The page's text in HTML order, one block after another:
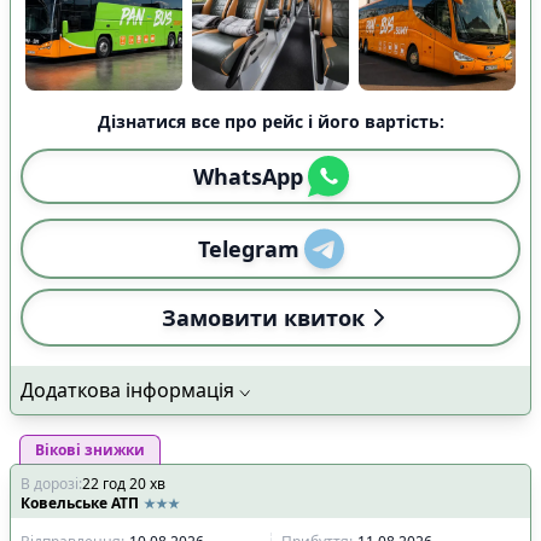
Дізнатися все про рейс і його вартість:
WhatsApp
Telegram
Замовити квиток
Додаткова інформація
Вікові знижки
В дорозі:22 год20хв
Ковельське АТП